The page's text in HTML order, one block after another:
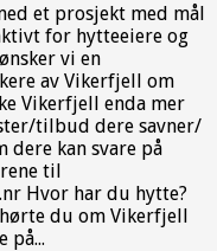
et prosjekt med mål
for hytteeiere og
vi en
av Vikerfjell om
Vikerfjell enda mer
tilbud dere savner/
dere kan svare på
til
Hvor har du hytte?
du om Vikerfjell
på...